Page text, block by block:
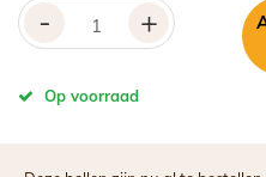
- +
Op voorraad